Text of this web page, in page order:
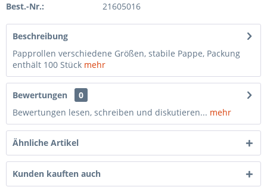
Best.-Nr.: 21605016
Beschreibung
Papprollen verschiedene Größen, stabile Pappe, Packung
enthält 100 Stück mehr
Bewertungen
0
Bewertungen lesen, schreiben und diskutieren... mehr
Ähnliche Artikel
Kunden kauften auch